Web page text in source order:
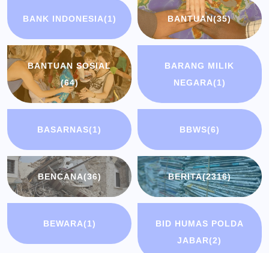
BANK INDONESIA(1) BANTUAN(35)
BANTUAN SOSIAL
(64)
BARANG MILIK
NEGARA(1)
BASARNAS(1) BBWS(6)
BENCANA(36) BERITA(2316)
BEWARA(1)
BID HUMAS POLDA
JABAR(2)